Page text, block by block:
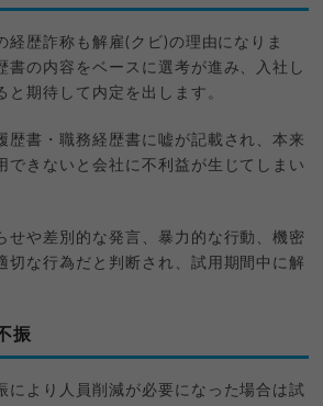
経歴詐称も解雇(クビ)の理由になりま
書の内容をベースに選考が進み、入社し
と期待して内定を出します。
歴書・職務経歴書に嘘が記載され、本来
できないと会社に不利益が生じてしまい
せや差別的な発言、暴力的な行動、機密
切な行為だと判断され、試用期間中に解
振
により人員削減が必要になった場合は試